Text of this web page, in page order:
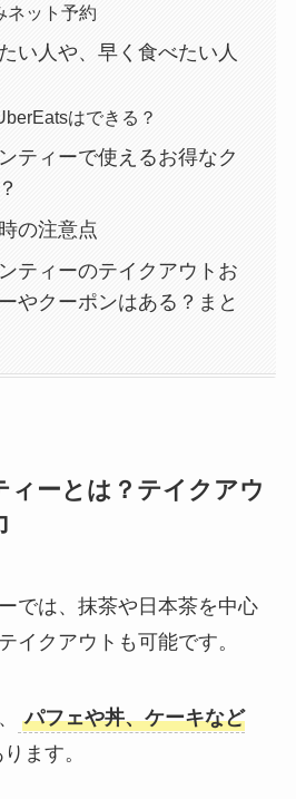
ネット予約
い人や、早く食べたい人
はできる？
ティーで使えるお得なク
の注意点
ティーのテイクアウトお
やクーポンはある？まと
ィーとは？テイクアウ
では、抹茶や日本茶を中心
イクアウトも可能です。
パフェや丼、ケーキなど
ます。